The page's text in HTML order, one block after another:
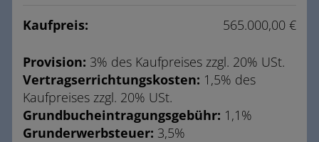
Kaufpreis: 565.000,00 €
Provision: 3% des Kaufpreises zzgl. 20% USt.
Vertragserrichtungskosten: 1,5% des
Kaufpreises zzgl. 20% USt.
Grundbucheintragungsgebühr: 1,1%
Grunderwerbsteuer: 3,5%